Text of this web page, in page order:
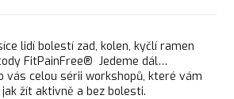
lidí bolestí zad, kolen, kyčlí ramen
FitPainFree® Jedeme dál…
vás celou sérii workshopů, které vám
žít aktivně a bez bolesti.